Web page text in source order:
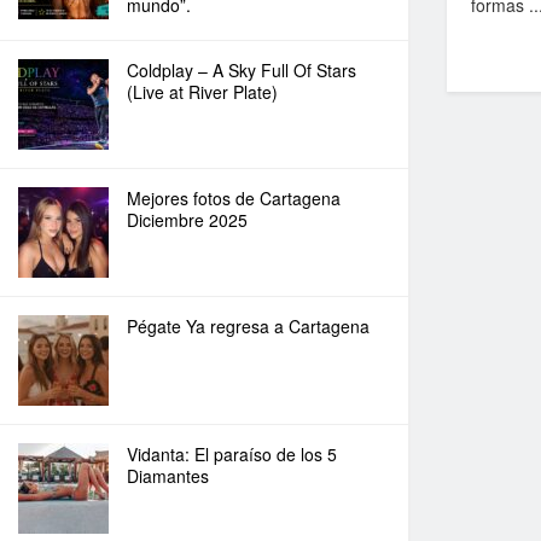
mundo”.
Coldplay – A Sky Full Of Stars
(Live at River Plate)
Mejores fotos de Cartagena
Diciembre 2025
Pégate Ya regresa a Cartagena
Vidanta: El paraíso de los 5
Diamantes
formas